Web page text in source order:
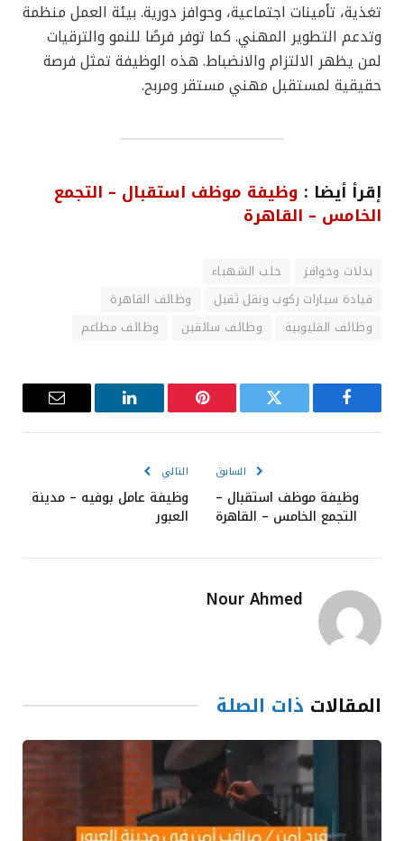
تغذية، تأمينات اجتماعية، وحوافز دورية. بيئة العمل منظمة
وتدعم التطوير المهني. كما توفر فرصًا للنمو والترقيات
لمن يظهر الالتزام والانضباط. هذه الوظيفة تمثل فرصة
حقيقية لمستقبل مهني مستقر ومربح.
إقرأ أيضا : وظيفة موظف استقبال – التجمع
الخامس – القاهرة
بدلات وحوافز
حلب الشهباء
قيادة سيارات ركوب ونقل ثقيل
وظائف القاهرة
وظائف القليوبية
وظائف سائقين وظائف مطاعم
فيسبوك تويتر بينتيريست لينكدإن
البريد
السابق
وظيفة موظف استقبال –
التجمع الخامس – القاهرة
التالي
وظيفة عامل بوفيه – مدينة
العبور
Nour Ahmed
المقالات ذات الصلة